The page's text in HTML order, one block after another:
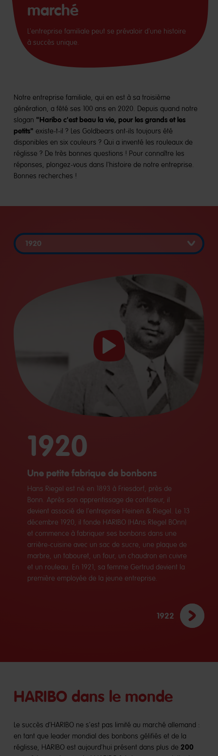
marché
L'entreprise familiale peut se prévaloir d'une histoire
à succès unique.
Notre entreprise familiale, qui en est à sa troisième
génération, a fêté ses 100 ans en 2020. Depuis quand notre
slogan "Haribo c'est beau la vie, pour les grands et les
petits" existe-t-il ? Les Goldbears ont-ils toujours été
disponibles en six couleurs ? Qui a inventé les rouleaux de
réglisse ? De très bonnes questions ! Pour connaître les
réponses, plongez-vous dans l'histoire de notre entreprise.
Bonnes recherches !
Play
video
1920
Une petite fabrique de bonbons
Hans Riegel est né en 1893 à Friesdorf, près de
Bonn. Après son apprentissage de confiseur, il
devient associé de l'entreprise Heinen & Riegel. Le 13
décembre 1920, il fonde HARIBO (HAns RIegel BOnn)
et commence à fabriquer ses bonbons dans une
arrière-cuisine avec un sac de sucre, une plaque de
marbre, un tabouret, un four, un chaudron en cuivre
et un rouleau. En 1921, sa femme Gertrud devient la
première employée de la jeune entreprise.
1922
HARIBO dans le monde
Le succès d’HARIBO ne s'est pas limité au marché allemand :
en tant que leader mondial des bonbons gélifiés et de la
réglisse, HARIBO est aujourd'hui présent dans plus de 200